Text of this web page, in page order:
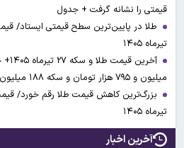
قیمتی را نشانه گرفت + جدول
تیرماه ۱۴۰۵
میلیون و ۷۹۵ هزار تومان و سکه ۱۸۸ میلیون و ۵۰۰ هزار تومان شد
تیرماه ۱۴۰۵
آخرین اخبار